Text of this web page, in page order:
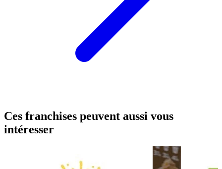
Ces franchises peuvent aussi vous
intéresser